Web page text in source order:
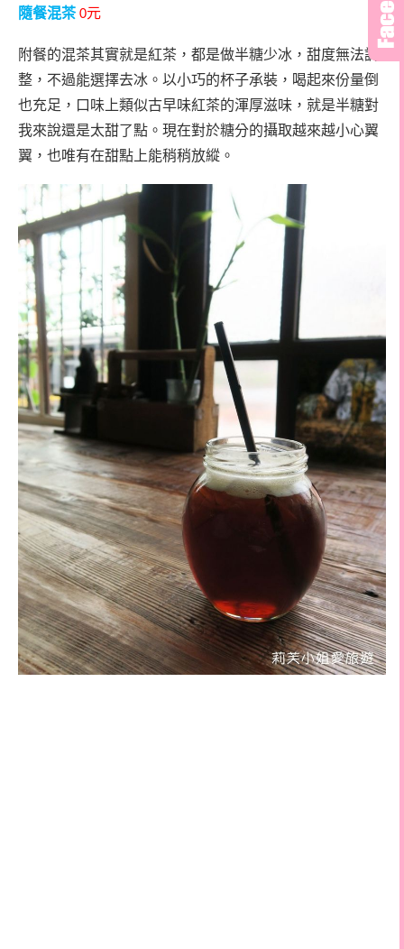
隨餐混茶 0元
附餐的混茶其實就是紅茶，都是做半糖少冰，甜度無法調
整，不過能選擇去冰。以小巧的杯子承裝，喝起來份量倒
也充足，口味上類似古早味紅茶的渾厚滋味，就是半糖對
我來說還是太甜了點。現在對於糖分的攝取越來越小心翼
翼，也唯有在甜點上能稍稍放縱。